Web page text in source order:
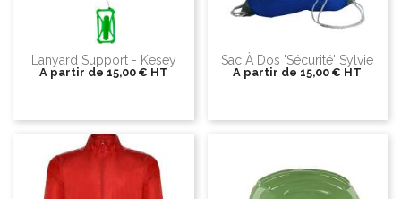
Lanyard Support - Kesey
A partir de15,00 € HT
Sac À Dos 'sécurité' Sylvie
A partir de 15,00 € HT